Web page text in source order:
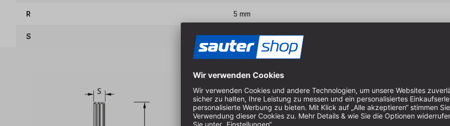
R 5 mm
S 8 mm
Hartmetall (HM) aus freud
Perma-Shieldfür höherer